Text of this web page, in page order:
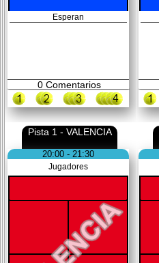
Esperan
0Comentarios
Pista 1 - VALENCIA
20:00 - 21:30
Jugadores